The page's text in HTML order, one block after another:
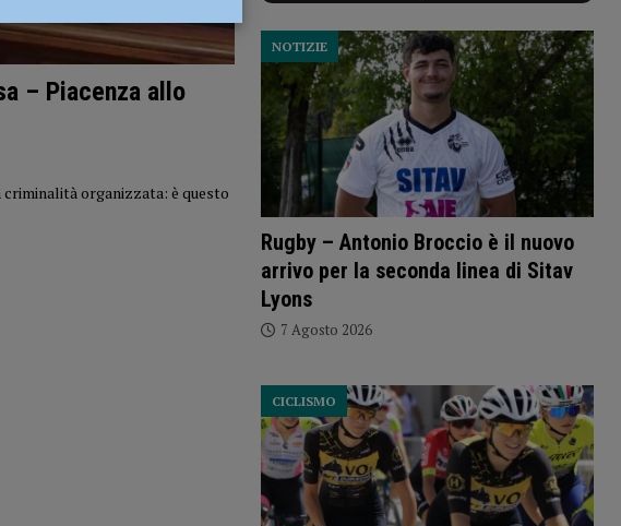
– Piacenza allo
organizzata: è questo
Rugby – Antonio Broccio è il nuovo
arrivo per la seconda linea di Sitav
Lyons
NOTIZIE
7 Agosto 2026
CICLISMO